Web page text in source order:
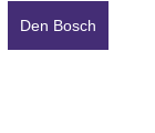
Den Bosch